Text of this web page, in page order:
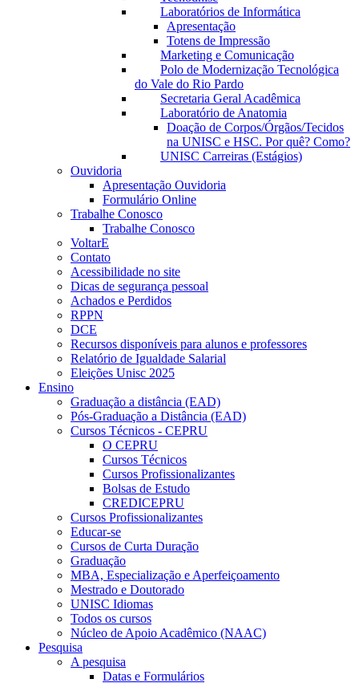
Laboratórios de Informática
Apresentação
Totens de Impressão
Marketing e Comunicação
Polo de Modernização Tecnológica
do Vale do Rio Pardo
Secretaria Geral Acadêmica
Laboratório de Anatomia
Doação de Corpos/Órgãos/Tecidos
na UNISC e HSC. Por quê? Como?
UNISC Carreiras (Estágios)
Ouvidoria
Apresentação Ouvidoria
Formulário Online
Trabalhe Conosco
Trabalhe Conosco
VoltarE
Contato
Acessibilidade no site
Dicas de segurança pessoal
Achados e Perdidos
RPPN
DCE
Recursos disponíveis para alunos e professores
Relatório de Igualdade Salarial
Eleições Unisc 2025
Ensino
Graduação a distância (EAD)
Pós-Graduação a Distância (EAD)
Cursos Técnicos - CEPRU
O CEPRU
Cursos Técnicos
Cursos Profissionalizantes
Bolsas de Estudo
CREDICEPRU
Cursos Profissionalizantes
Educar-se
Cursos de Curta Duração
Graduação
MBA, Especialização e Aperfeiçoamento
Mestrado e Doutorado
UNISC Idiomas
Todos os cursos
Núcleo de Apoio Acadêmico (NAAC)
Pesquisa
A pesquisa
Datas e Formulários